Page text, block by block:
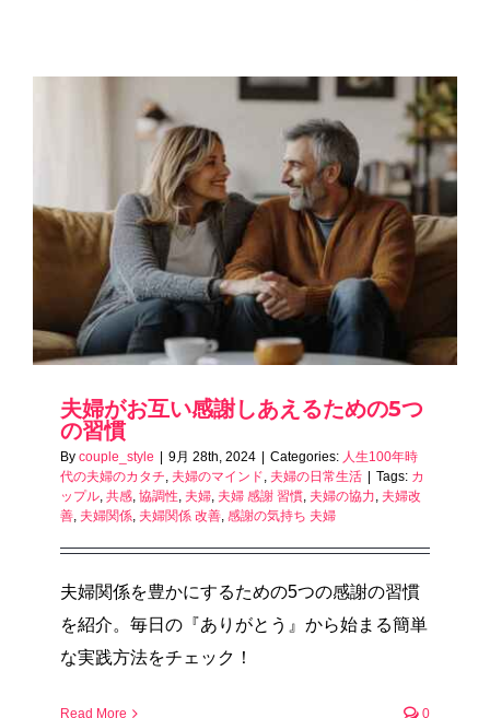
夫婦がお互い感謝しあえるための5つ
の習慣
By couple_style 9月 28th, 2024 Categories: 人生100年時
代の夫婦のカタチ, 夫婦のマインド, 夫婦の日常生活 Tags: カ
ップル, 共感, 協調性, 夫婦, 夫婦 感謝 習慣, 夫婦の協力, 夫婦改
善, 夫婦関係, 夫婦関係 改善, 感謝の気持ち 夫婦
夫婦関係を豊かにするための5つの感謝の習慣
を紹介。毎日の『ありがとう』から始まる簡単
な実践方法をチェック！
Read More 0